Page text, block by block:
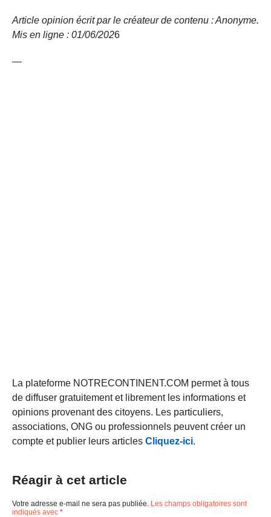
Article opinion écrit par le créateur de contenu : Anonyme.
Mis en ligne : 01/06/2026
—
La plateforme NOTRECONTINENT.COM permet à tous
de diffuser gratuitement et librement les informations et
opinions provenant des citoyens. Les particuliers,
associations, ONG ou professionnels peuvent créer un
compte et publier leurs articles Cliquez-ici.
Réagir à cet article
Votre adresse e-mail ne sera pas publiée. Les champs obligatoires sont
indiqués avec *